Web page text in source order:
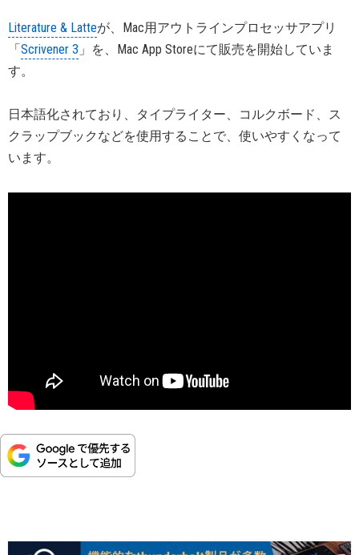
Literature & Latteが、Mac用アウトラインプロセッサアプリ
「Scrivener 3 」を、Mac App Storeにて販売を開始していま
す。
日本語化されており、タイプライター、コルクボード、ス
クラップブックなどを使用することで、使いやすくなって
います。